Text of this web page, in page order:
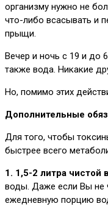
организму нужно не
что-либо всасывать и
прыщи.
Вечер и ночь с 19 и до
также вода. Никакие
Но, помимо этих
Дополнительные
Для того, чтобы
быстрее всего
1. 1,5-2 литра чистой
воды. Даже если Вы не
ежедневную порцию